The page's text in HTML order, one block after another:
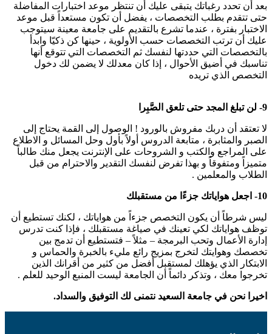
بعد أن تحدد رغباتك يتبقى عليك أن تنتظر موعد اختبارات المفاضلة
حتى تتقدم بطلب التخصصات ، يفضل أن تكون مستعداً قبل موعد
الاختبار بفترة ، عندما تشرع بالتقديم على جامعة معينة سيتوجب
عليك أن ترتب التخصصات حسب الأولوية ، حينها كن ذكيّا وابدأ
بالتخصصات التي حددتها لنفسك ثم التخصصات التي تتوقع أنها
تناسبك في أضيق الأحوال ، إذا كان معدلك لا يضمن لك دخول
التخصص الذي تريده
9- لن تبلغ المجد حتى تلعق الصَّبِرا
لا تعتقد أن دربك مفروش بالورود ! الوصول إلى القمة يحتاج إلى
الصبر والمثابرة ، متابعة الدروس أولاً بأول وحل المسائل و الاطلاع
على المراجع والكتب و الشروحات على الإنترنت يجعل منك طالباً
متميزاً ومتفوقاً و بهذا تفرض لنفسك التقدير والاحترام من قبل
الطلاب والمعلمين .
10- اجعل هواياتك جزءًا من مستقبلك
ليس شرطاً أن يكون التخصص جزءاً من هواياتك ، لكنك تستطيع أن
توظف هواياتك لكي تعينك في صياغة مستقبلك ، فإذا كنت تدرس
إدارة الأعمال وتحب البرمجة – مثلاً – فتستطيع أن تدمج بين
تخصصك وهوايتك لتخرج بمزيج رائع مليء بالخبرة والحماس و
الابتكار الذي يؤهلك لمستقبل أفضل من كثير من أقرانك الذين
تخرجوا معك ، وتذكر دائماً أن الجامعة ليست المنبع الوحيد للعلم .
اخيرا نحن في جامعة السعيد نتمنى لك التوفيق والسداد.